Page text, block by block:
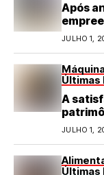
Após
JULHO 1,
Últimas
A
JULHO 1,
Últimas